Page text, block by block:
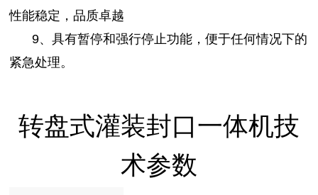
性能稳定，品质卓越
9、具有暂停和强行停止功能，便于任何情况下的
紧急处理。
转盘式灌装封口一体机技
术参数